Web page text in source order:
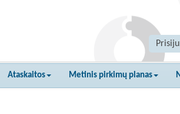
Ataskaitos Metinis pirkimų planas